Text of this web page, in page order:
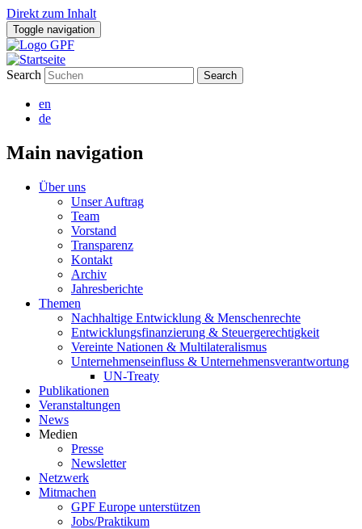
Direkt zum Inhalt
Toggle navigation
Search
en
de
Main navigation
Über uns
Unser Auftrag
Team
Vorstand
Transparenz
Kontakt
Archiv
Jahresberichte
Themen
Nachhaltige Entwicklung & Menschenrechte
Entwicklungsfinanzierung & Steuergerechtigkeit
Vereinte Nationen & Multilateralismus
Unternehmenseinfluss & Unternehmensverantwortung
UN-Treaty
Publikationen
Veranstaltungen
News
Medien
Presse
Newsletter
Netzwerk
Mitmachen
GPF Europe unterstützen
Jobs/Praktikum